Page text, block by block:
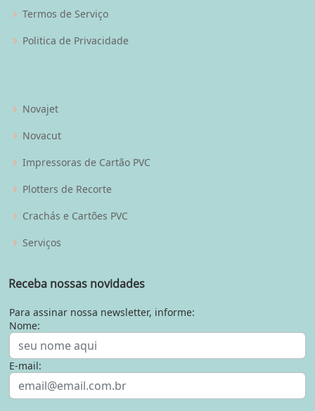
Termos de Serviço
Politica de Privacidade
Novajet
Novacut
Impressoras de Cartão PVC
Plotters de Recorte
Crachás e Cartões PVC
Serviços
Receba nossas novidades
Para assinar nossa newsletter, informe:
Nome:
E-mail: